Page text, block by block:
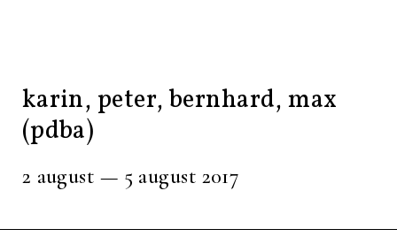
karin, peter, bernhard, max
(pdba)
2 august — 5 august 2017